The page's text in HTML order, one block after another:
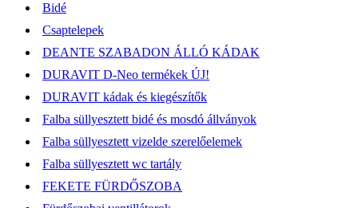
Bidé
Csaptelepek
DEANTE SZABADON ÁLLÓ KÁDAK
DURAVIT D-Neo termékek ÚJ!
DURAVIT kádak és kiegészítők
Falba süllyesztett bidé és mosdó állványok
Falba süllyesztett vizelde szerelőelemek
Falba süllyesztett wc tartály
FEKETE FÜRDŐSZOBA